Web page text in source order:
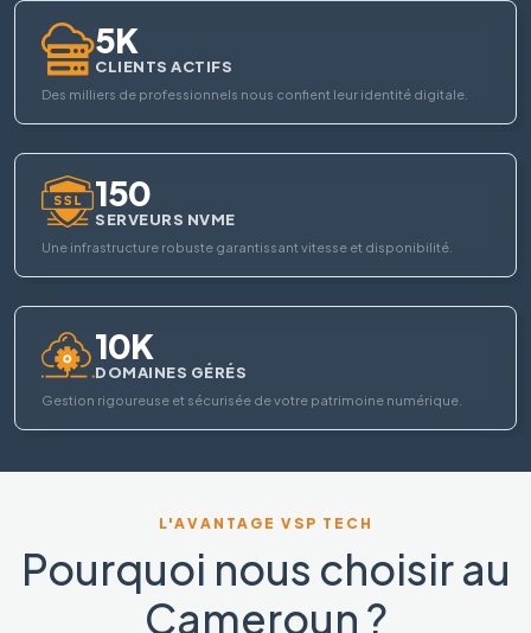
5K
CLIENTS ACTIFS
Des milliers de professionnels nous confient leur identité digitale.
150
SERVEURS NVME
Une infrastructure robuste garantissant vitesse et disponibilité.
10K
DOMAINES GÉRÉS
Gestion rigoureuse et sécurisée de votre patrimoine numérique.
L'AVANTAGE VSP TECH
Pourquoi nous choisir au
Cameroun ?